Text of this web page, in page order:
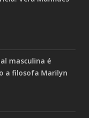
masculina é
a filosofa Marilyn